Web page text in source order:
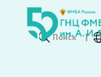
Поиск